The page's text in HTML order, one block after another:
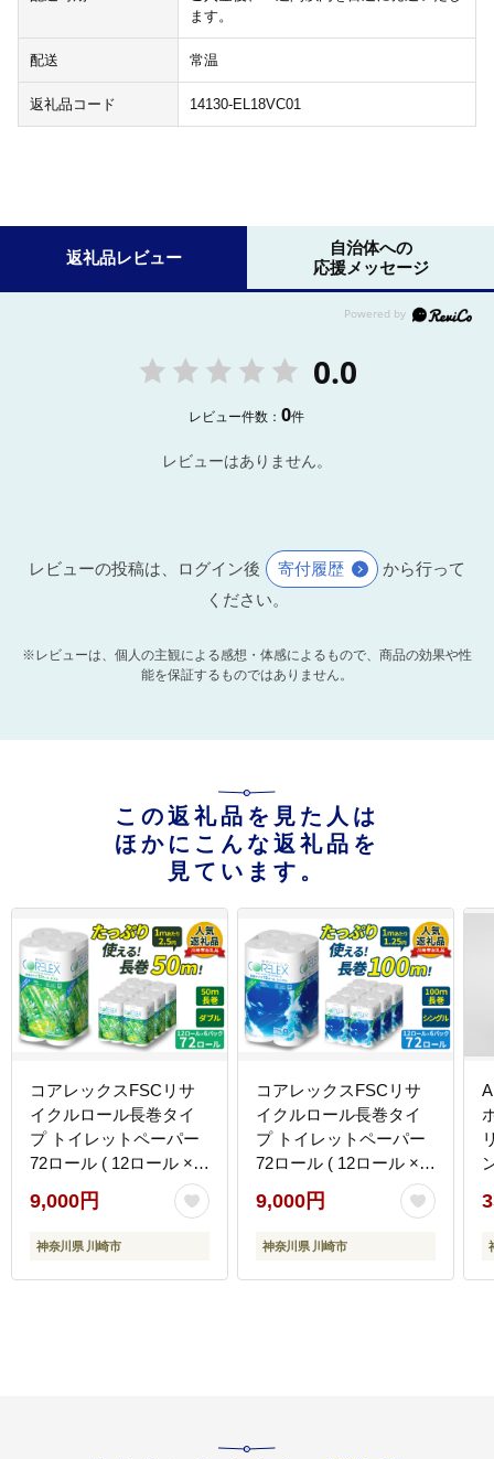
ます。
配送 常温
返礼品コード 14130-EL18VC01
返礼品レビュー
自治体への
応援メッセージ
0.0
レビュー件数：0件
レビューはありません。
レビューの投稿は、ログイン後 寄付履歴
から行って
ください。
※レビューは、個人の主観による感想・体感によるもので、商品の効果や性
能を保証するものではありません。
この返礼品を見た人は
ほかにこんな返礼品を
見ています。
コアレックスFSCリサ
イクルロール長巻タイ
プ トイレットペーパー
72ロール ( 12ロール × 6
パック ) ダブル 50m
9,000円
神奈川県 川崎市
コアレックスFSCリサ
イクルロール長巻タイ
プ トイレットペーパー
72ロール ( 12ロール × 6
パック ) シングル100m
9,000円
神奈川県 川崎市